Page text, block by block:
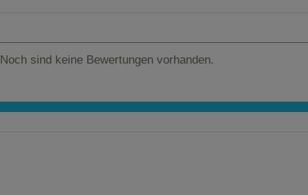
Noch sind keine Bewertungen vorhanden.